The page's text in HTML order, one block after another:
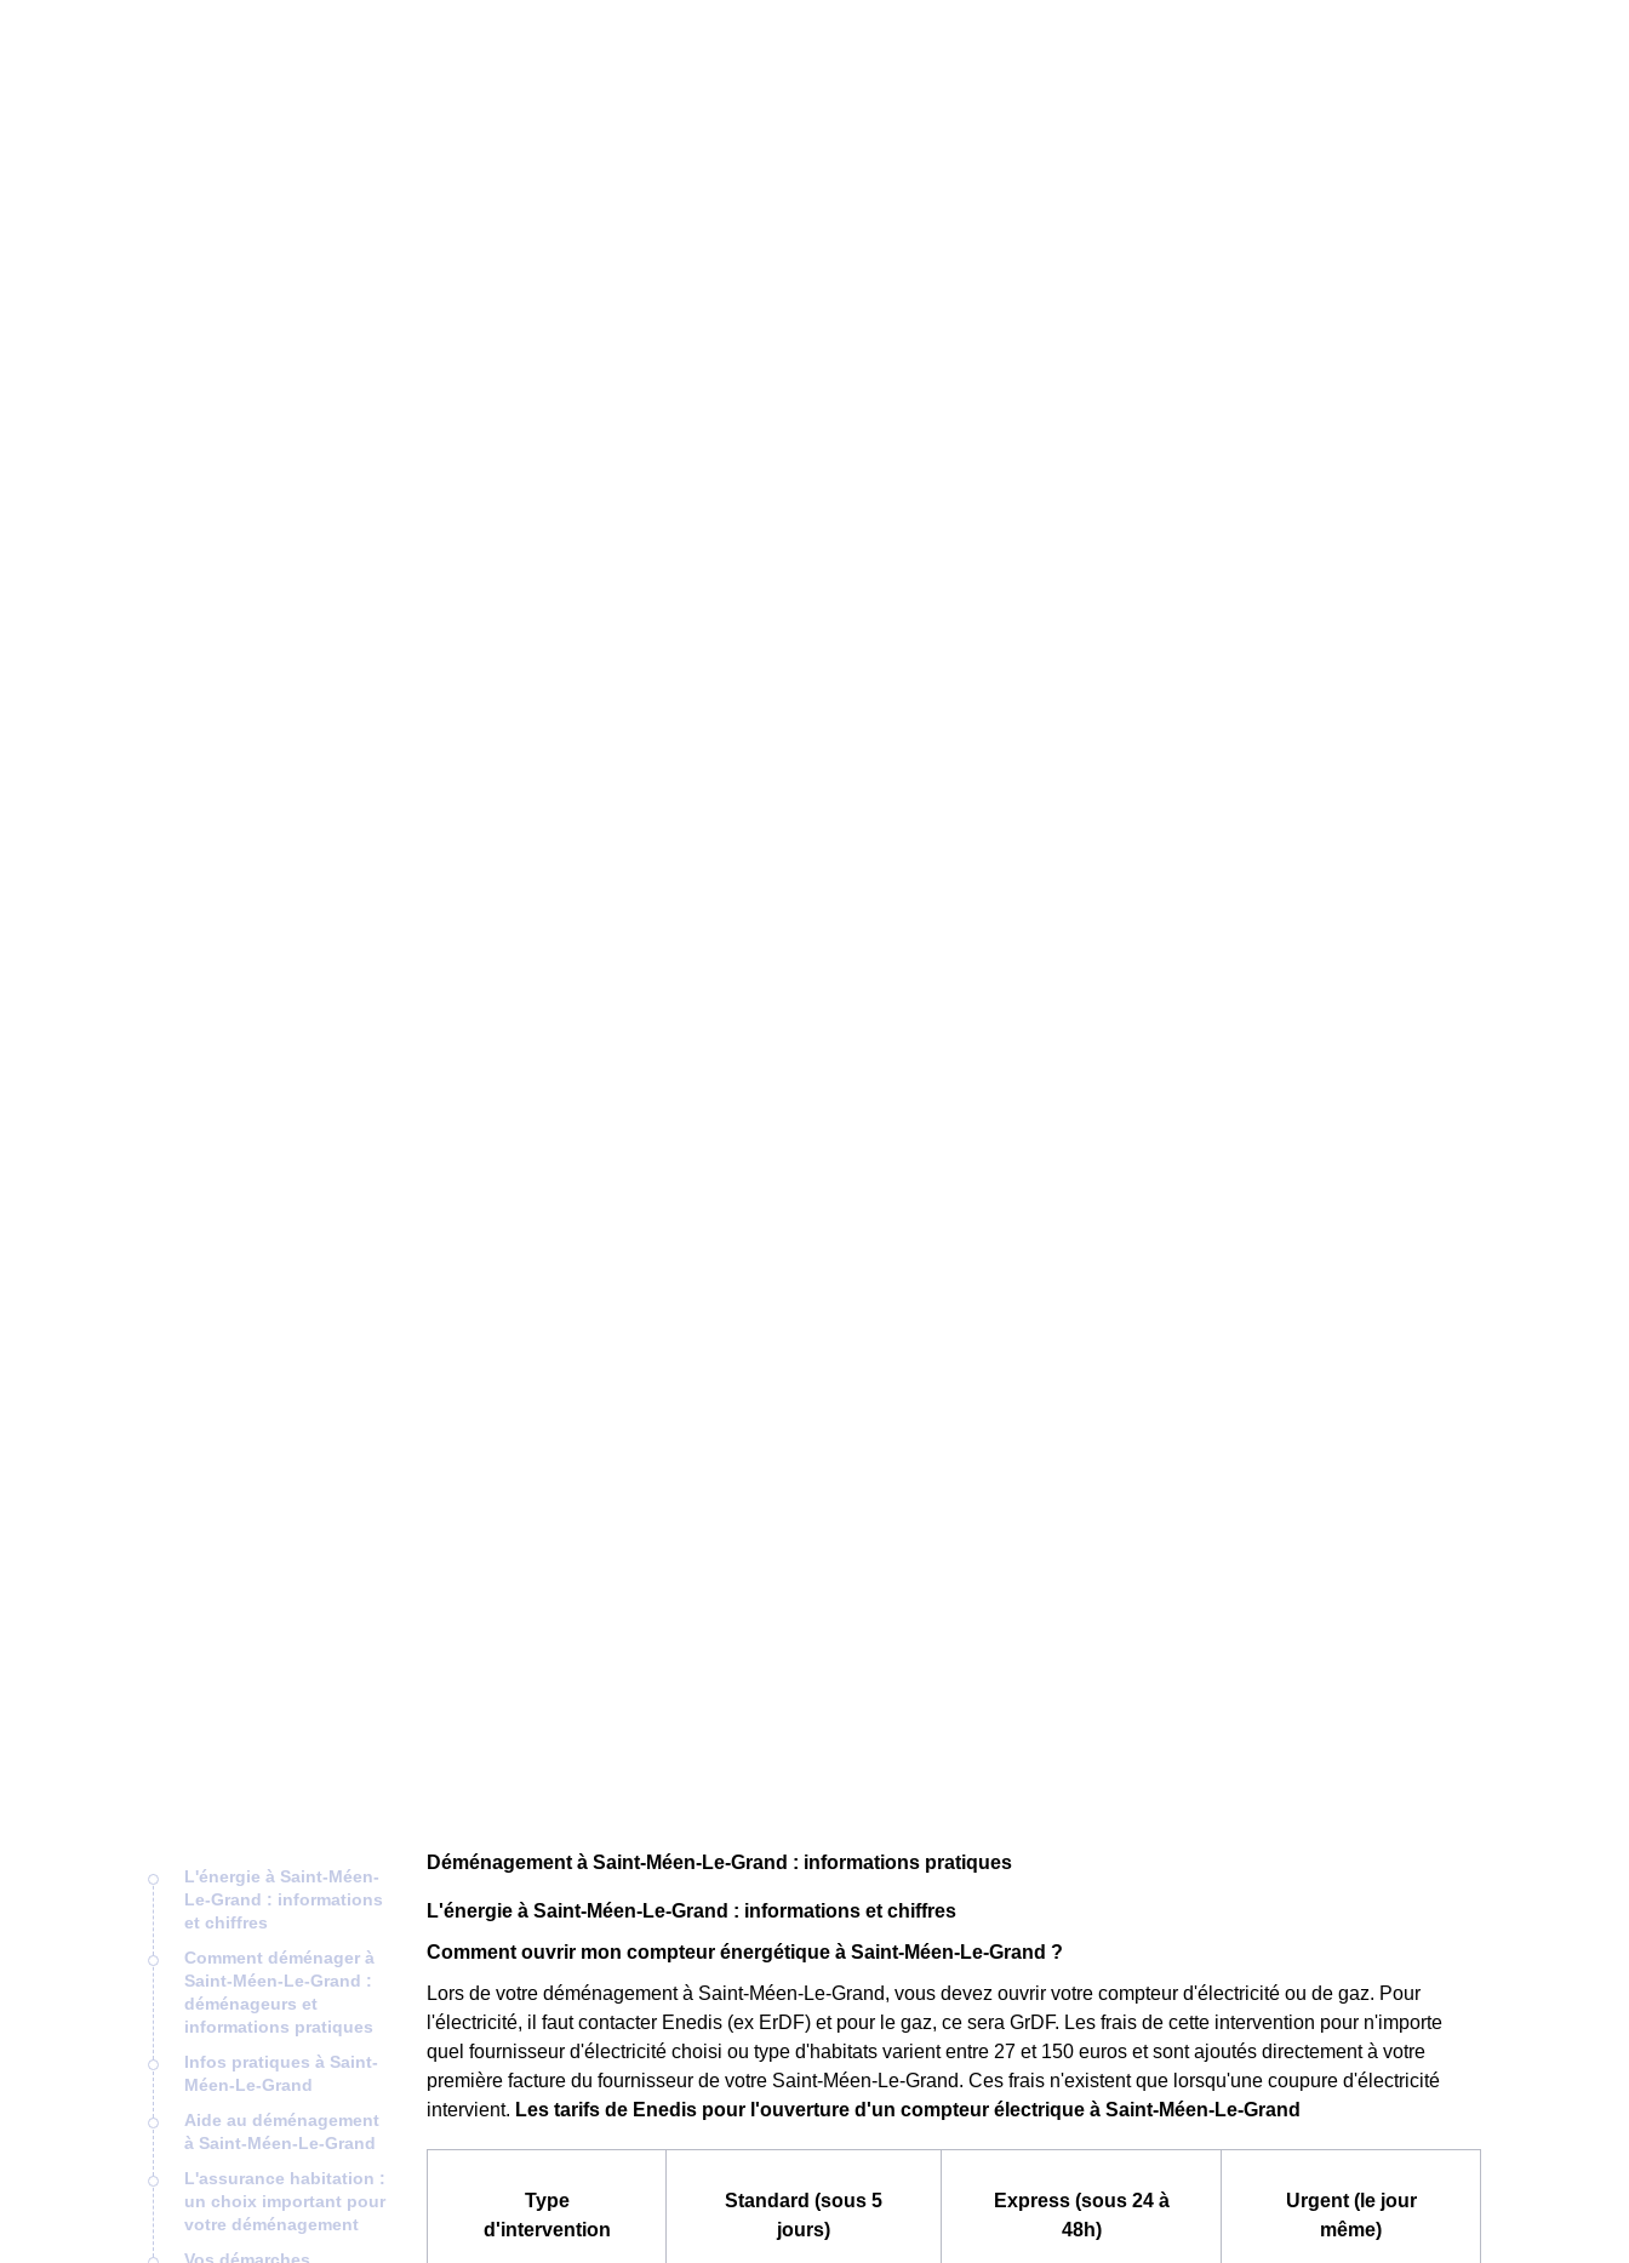
L'énergie à Saint-Méen-
Le-Grand : informations
et chiffres
Comment déménager à
Saint-Méen-Le-Grand :
déménageurs et
informations pratiques
Infos pratiques à Saint-
Méen-Le-Grand
Aide au déménagement
à Saint-Méen-Le-Grand
L'assurance habitation :
un choix important pour
votre déménagement
Déménagement à Saint-Méen-Le-Grand : informations pratiques
L'énergie à Saint-Méen-Le-Grand : informations et chiffres
Comment ouvrir mon compteur énergétique à Saint-Méen-Le-Grand ?
Lors de votre déménagement à Saint-Méen-Le-Grand, vous devez ouvrir votre compteur d'électricité ou de gaz. Pour
l'électricité, il faut contacter Enedis (ex ErDF) et pour le gaz, ce sera GrDF. Les frais de cette intervention pour n'importe
quel fournisseur d'électricité choisi ou type d'habitats varient entre 27 et 150 euros et sont ajoutés directement à votre
première facture du fournisseur de votre Saint-Méen-Le-Grand. Ces frais n'existent que lorsqu'une coupure d'électricité
intervient. Les tarifs de Enedis pour l'ouverture d'un compteur électrique à Saint-Méen-Le-Grand
Type
d'intervention
Standard (sous 5
jours)
Express (sous 24 à
48h)
Urgent (le jour
même)